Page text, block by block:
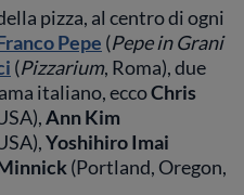
pizza, al centro di ogni
Pepe (Pepe in Grani
(Pizzarium, Roma), due
italiano, eccoChris
Ann Kim
Yoshihiro Imai
(Portland, Oregon,